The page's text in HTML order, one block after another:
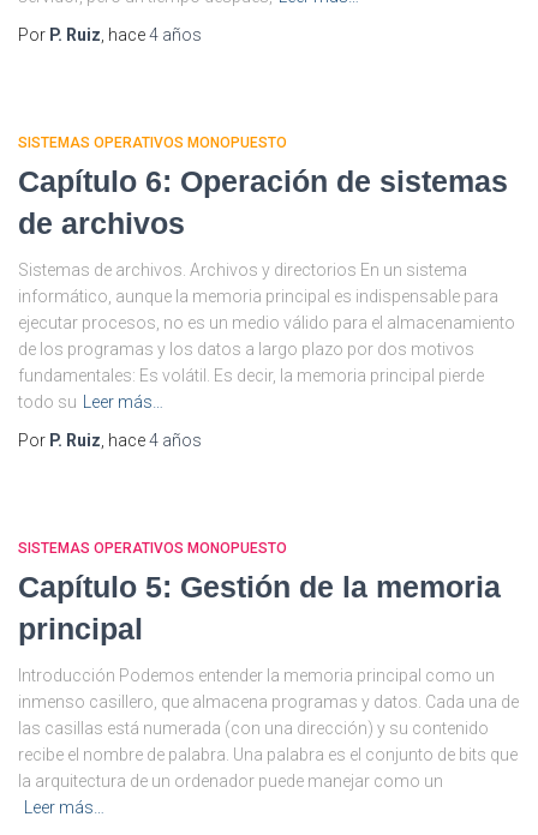
Por P. Ruiz, hace4 años
SISTEMAS OPERATIVOS MONOPUESTO
Capítulo 6: Operación de sistemas
de archivos
Sistemas de archivos. Archivos y directorios En un sistema
informático, aunque la memoria principal es indispensable para
ejecutar procesos, no es un medio válido para el almacenamiento
de los programas y los datos a largo plazo por dos motivos
fundamentales: Es volátil. Es decir, la memoria principal pierde
todo su Leer más…
Por P. Ruiz, hace4 años
SISTEMAS OPERATIVOS MONOPUESTO
Capítulo 5: Gestión de la memoria
principal
Introducción Podemos entender la memoria principal como un
inmenso casillero, que almacena programas y datos. Cada una de
las casillas está numerada (con una dirección) y su contenido
recibe el nombre de palabra. Una palabra es el conjunto de bits que
la arquitectura de un ordenador puede manejar como un
Leer más…